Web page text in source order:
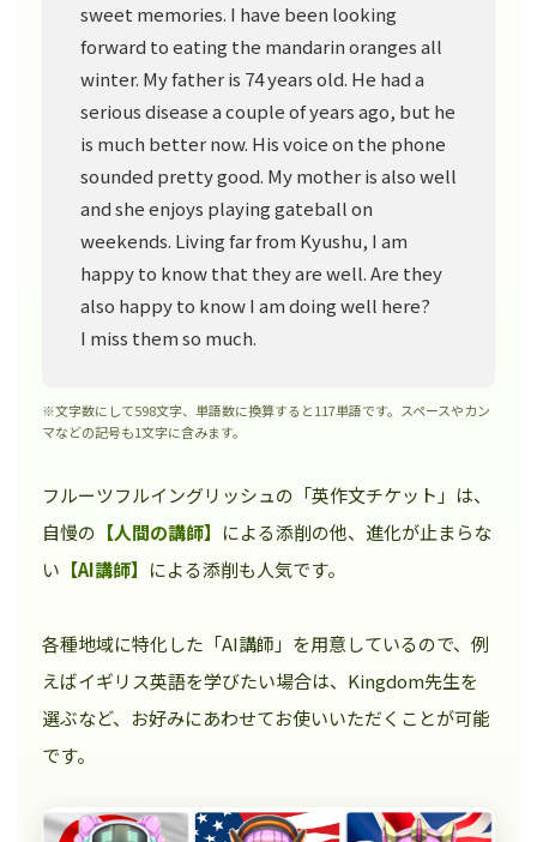
sweet memories. I have been looking
forward to eating the mandarin oranges all
winter. My father is 74 years old. He had a
serious disease a couple of years ago, but he
is much better now. His voice on the phone
sounded pretty good. My mother is also well
and she enjoys playing gateball on
weekends. Living far from Kyushu, I am
happy to know that they are well. Are they
also happy to know I am doing well here?
I miss them so much.
※文字数にして598文字、単語数に換算すると117単語です。スペースやカン
マなどの記号も1文字に含みます。
フルーツフルイングリッシュの「英作文チケット」は、
自慢の 【人間の講師】 による添削の他、進化が止まらな
い 【AI講師】 による添削も人気です。
各種地域に特化した「AI講師」を用意しているので、例
えばイギリス英語を学びたい場合は、Kingdom先生を
選ぶなど、お好みにあわせてお使いいただくことが可能
です。